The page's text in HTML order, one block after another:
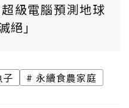
級電腦預測地球
絕」
子 永續食農家庭